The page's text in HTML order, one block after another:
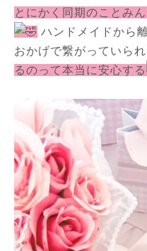
とにかく同期のことみ
ハンドメイドから
おかげで繋がっていられ
るのって本当に安心する